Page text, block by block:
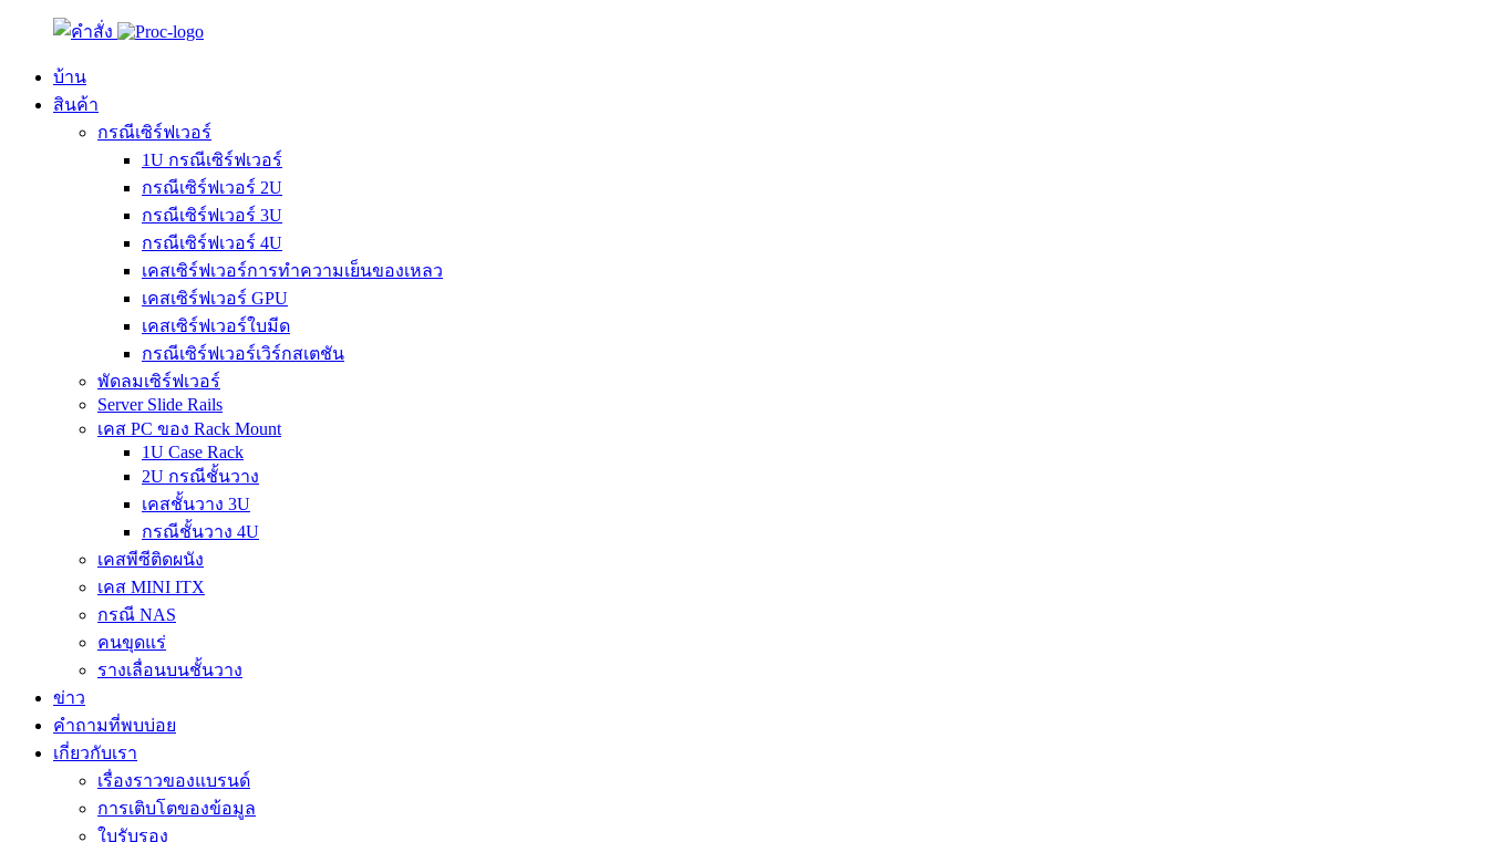
บ้าน
สินค้า
กรณีเซิร์ฟเวอร์
1U กรณีเซิร์ฟเวอร์
กรณีเซิร์ฟเวอร์ 2U
กรณีเซิร์ฟเวอร์ 3U
กรณีเซิร์ฟเวอร์ 4U
เคสเซิร์ฟเวอร์การทำความเย็นของเหลว
เคสเซิร์ฟเวอร์ GPU
เคสเซิร์ฟเวอร์ใบมีด
กรณีเซิร์ฟเวอร์เวิร์กสเตชัน
พัดลมเซิร์ฟเวอร์
Server Slide Rails
เคส PC ของ Rack Mount
1U Case Rack
2U กรณีชั้นวาง
เคสชั้นวาง 3U
กรณีชั้นวาง 4U
เคสพีซีติดผนัง
เคส MINI ITX
กรณี NAS
คนขุดแร่
รางเลื่อนบนชั้นวาง
ข่าว
คำถามที่พบบ่อย
เกี่ยวกับเรา
เรื่องราวของแบรนด์
การเติบโตของข้อมูล
ใบรับรอง